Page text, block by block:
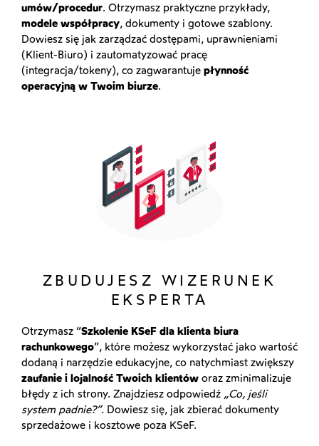
umów/procedur. Otrzymasz praktyczne przykłady,
modele współpracy, dokumenty i gotowe szablony.
Dowiesz się jak zarządzać dostępami, uprawnieniami
(Klient-Biuro) i zautomatyzować pracę
(integracja/tokeny), co zagwarantuje płynność
operacyjną w Twoim biurze.
ZBUDUJESZ WIZERUNEK
EKSPERTA
Otrzymasz “Szkolenie KSeF dla klienta biura
rachunkowego”, które możesz wykorzystać jako wartość
dodaną i narzędzie edukacyjne, co natychmiast zwiększy
zaufanie i lojalność Twoich klientów oraz zminimalizuje
błędy z ich strony. Znajdziesz odpowiedź „Co, jeśli
system padnie?”. Dowiesz się, jak zbierać dokumenty
sprzedażowe i kosztowe poza KSeF.